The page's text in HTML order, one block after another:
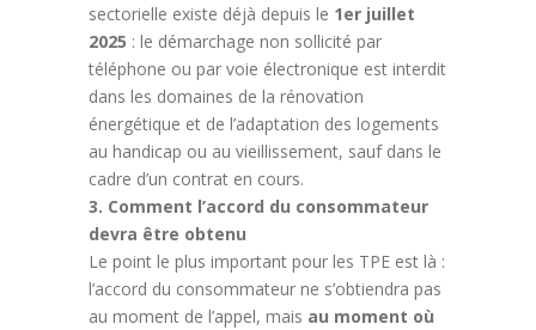
sectorielle existe déjà depuis le 1er juillet
2025 : le démarchage non sollicité par
téléphone ou par voie électronique est interdit
dans les domaines de la rénovation
énergétique et de l’adaptation des logements
au handicap ou au vieillissement, sauf dans le
cadre d’un contrat en cours.
3. Comment l’accord du consommateur
devra être obtenu
Le point le plus important pour les TPE est là :
l’accord du consommateur ne s’obtiendra pas
au moment de l’appel, mais au moment où